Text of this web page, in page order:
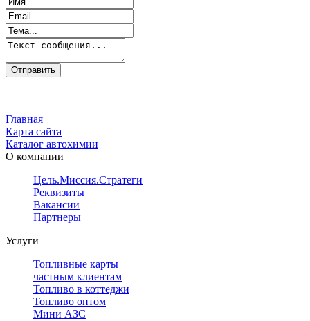
Главная
Карта сайта
Каталог автохимии
О компании
Цель.Миссия.Стратегия.
Реквизиты
Вакансии
Партнеры
Услуги
Топливные карты
частным клиентам
Топливо в коттеджи
Топливо оптом
Мини АЗС